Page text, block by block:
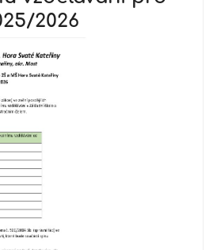
2026